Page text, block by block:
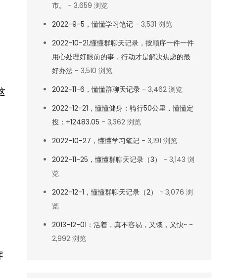
市。
- 3,659 浏览
2022-9-5，懂懂学习笔记- 3,531 浏览
2022-10-21,懂懂群聊天记录，按顺序一件一件
用心处理好眼前的事，行动才是解决焦虑的最
好办法- 3,510 浏览
2022-11-6，懂懂群聊天记录- 3,462 浏览
2022-12-21，懂懂健身：骑行50公里，懂懂定
投：+12483.05 - 3,362 浏览
2022-10-27，懂懂学习笔记- 3,191 浏览
2022-11-25，懂懂群聊天记录（3）
- 3,143 浏
览
2022-12-1，懂懂群聊天记录（2）
- 3,076 浏
览
2013-12-01：活着，真不容易，又饿，又快~-
2,992 浏览